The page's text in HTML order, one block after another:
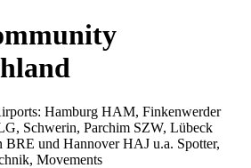
Hamburg HAM, Finkenwerder
Schwerin, Parchim SZW, Lübeck
und Hannover HAJ u.a. Spotter,
Movements